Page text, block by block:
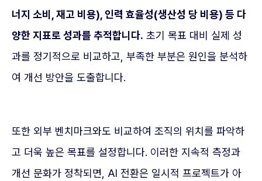
너지 소비, 재고 비용), 인력 효율성(생산성 당 비용) 등 다
양한 지표로 성과를 추적합니다. 초기 목표 대비 실제 성
과를 정기적으로 비교하고, 부족한 부분은 원인을 분석하
여 개선 방안을 도출합니다.
또한 외부 벤치마크와도 비교하여 조직의 위치를 파악하
고 더욱 높은 목표를 설정합니다. 이러한 지속적 측정과
개선 문화가 정착되면, AI 전환은 일시적 프로젝트가 아